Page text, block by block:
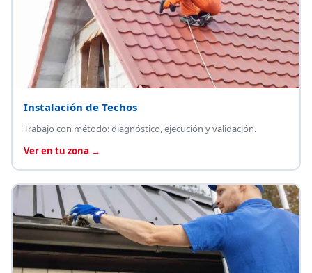
Instalación de Techos
Trabajo con método: diagnóstico, ejecución y validación.
Ver en tu zona →